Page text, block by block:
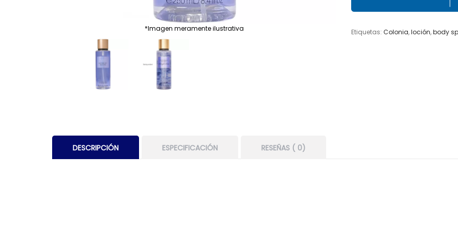
*Imagen meramente ilustrativa Etiquetas: Colonia,loción,body
DESCRIPCIÓN ESPECIFICACIÓN RESEÑAS ( 0)